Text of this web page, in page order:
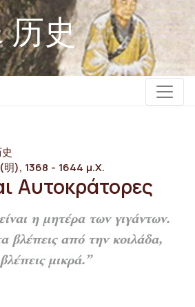
历史
), 1368 - 1644 μ.Χ.
Αυτοκράτορες
η μητέρα των γιγάντων.
βλέπεις από την κοιλάδα,
μικρά.”